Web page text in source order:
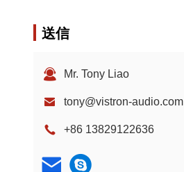
送信
Mr. Tony Liao
tony@vistron-audio.com
+86 13829122636